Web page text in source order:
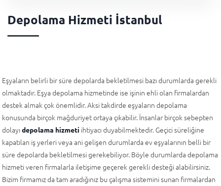
Depolama Hizmeti İstanbul
Eşyaların belirli bir süre depolarda bekletilmesi bazı durumlarda gerekli
olmaktadır. Eşya depolama hizmetinde ise işinin ehli olan firmalardan
destek almak çok önemlidir. Aksi takdirde eşyaların depolama
konusunda birçok mağduriyet ortaya çıkabilir. İnsanlar birçok sebepten
dolayı depolama hizmeti ihtiyacı duyabilmektedir. Geçici süreliğine
kapatılan iş yerleri veya ani gelişen durumlarda ev eşyalarının belli bir
süre depolarda bekletilmesi gerekebiliyor. Böyle durumlarda depolama
hizmeti veren firmalarla iletişime geçerek gerekli desteği alabilirsiniz.
Bizim firmamız da tam aradığınız bu çalışma sistemini sunan firmalardan